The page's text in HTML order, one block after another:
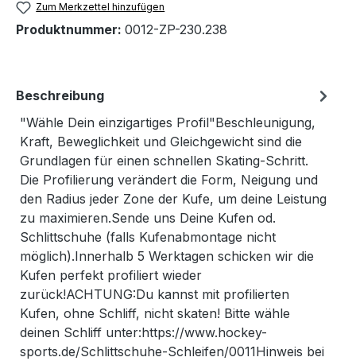
Zum Merkzettel hinzufügen
Produktnummer: 0012-ZP-230.238
Beschreibung
"Wähle Dein einzigartiges Profil"Beschleunigung,
Kraft, Beweglichkeit und Gleichgewicht sind die
Grundlagen für einen schnellen Skating-Schritt.
Die Profilierung verändert die Form, Neigung und
den Radius jeder Zone der Kufe, um deine Leistung
zu maximieren.Sende uns Deine Kufen od.
Schlittschuhe (falls Kufenabmontage nicht
möglich).Innerhalb 5 Werktagen schicken wir die
Kufen perfekt profiliert wieder
zurück!ACHTUNG:Du kannst mit profilierten
Kufen, ohne Schliff, nicht skaten! Bitte wähle
deinen Schliff unter:https://www.hockey-
sports.de/Schlittschuhe-Schleifen/0011Hinweis bei